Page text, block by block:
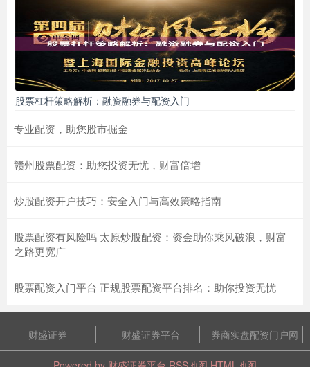
股票杠杆策略解析：融资融券与配资入门
专业配资，助您股市掘金
赣州股票配资：助您投资无忧，财富倍增
炒股配资开户技巧：安全入门与高效策略指南
股票配资有风险吗 太原炒股配资：资金助你乘风破浪，财富
之路更宽广
股票配资入门平台 正规股票配资平台排名：助你投资无忧
财盛证券 财盛证券平台 券商实盘配资门户网